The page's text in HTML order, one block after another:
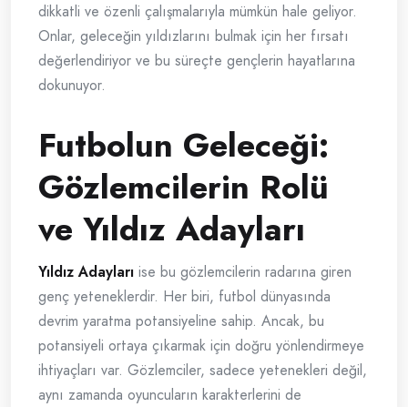
dikkatli ve özenli çalışmalarıyla mümkün hale geliyor.
Onlar, geleceğin yıldızlarını bulmak için her fırsatı
değerlendiriyor ve bu süreçte gençlerin hayatlarına
dokunuyor.
Futbolun Geleceği:
Gözlemcilerin Rolü
ve Yıldız Adayları
Yıldız Adayları ise bu gözlemcilerin radarına giren
genç yeteneklerdir. Her biri, futbol dünyasında
devrim yaratma potansiyeline sahip. Ancak, bu
potansiyeli ortaya çıkarmak için doğru yönlendirmeye
ihtiyaçları var. Gözlemciler, sadece yetenekleri değil,
aynı zamanda oyuncuların karakterlerini de